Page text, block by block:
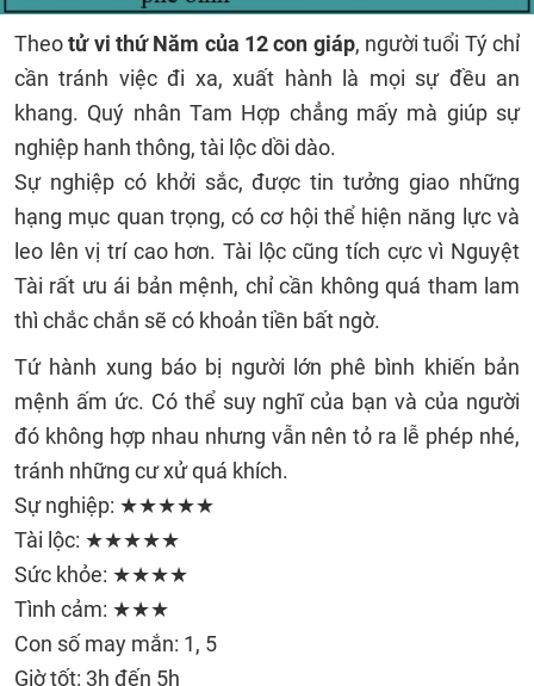
Theotử vi thứ Năm của 12 con giáp, người tuổi Tý chỉ
cần tránh việc đi xa, xuất hành là mọi sự đều an
khang. Quý nhân Tam Hợp chẳng mấy mà giúp sự
nghiệp hanh thông, tài lộc dồi dào.
Sự nghiệp có khởi sắc, được tin tưởng giao những
hạng mục quan trọng, có cơ hội thể hiện năng lực và
leo lên vị trí cao hơn. Tài lộc cũng tích cực vì Nguyệt
Tài rất ưu ái bản mệnh, chỉ cần không quá tham lam
thì chắc chắn sẽ có khoản tiền bất ngờ.
Tứ hành xung báo bị người lớn phê bình khiến bản
mệnh ấm ức. Có thể suy nghĩ của bạn và của người
đó không hợp nhau nhưng vẫn nên tỏ ra lễ phép nhé,
tránh những cư xử quá khích.
Sự nghiệp: ★★★★★
Tài lộc: ★★★★★
Sức khỏe: ★★★★
Tình cảm: ★★★
Con số may mắn: 1, 5
Giờ tốt: 3h đến 5h